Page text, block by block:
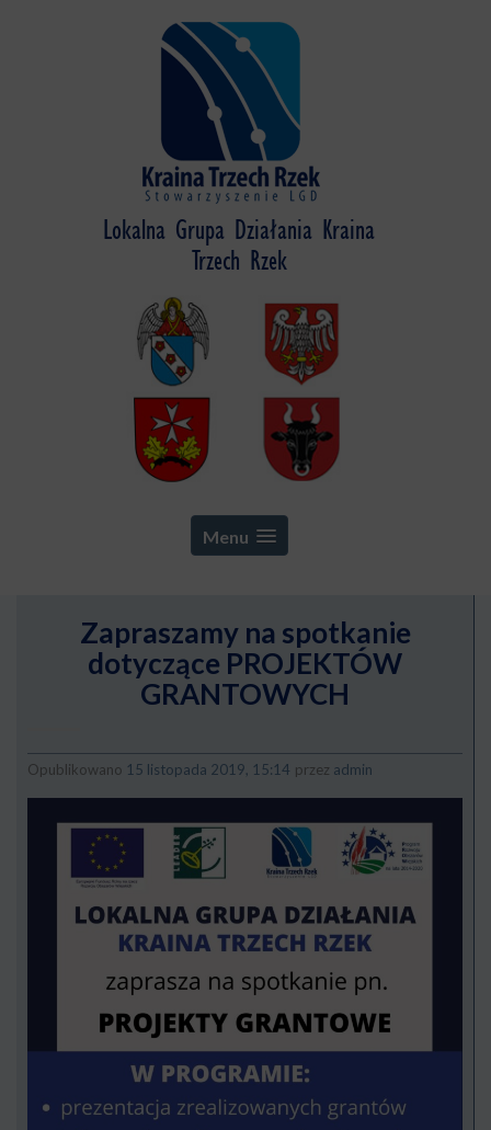
Lokalna Grupa Działania Kraina
Trzech Rzek
Menu
Zapraszamy na spotkanie
dotyczące PROJEKTÓW
GRANTOWYCH
Opublikowano 15 listopada 2019, 15:14 przez admin